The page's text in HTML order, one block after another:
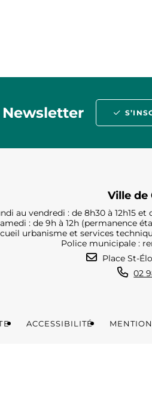
Newsletter
Ville de
au vendredi : de 8h30 à 12h15 et
: de 9h à 12h (permanence
urbanisme et services
Police municipale :
Place St-
02
ACCESSIBILITÉ